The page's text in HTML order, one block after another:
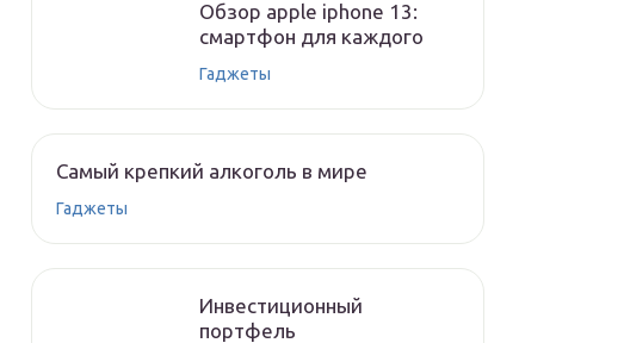
Обзор apple iphone 13:
смартфон для каждого
Гаджеты
Самый крепкий алкоголь в мире
Гаджеты
Инвестиционный
портфель